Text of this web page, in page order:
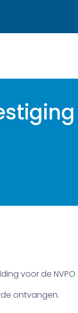
voor de NVPO
ontvangen.